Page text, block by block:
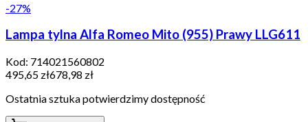
-27%
Lampa tylna Alfa Romeo Mito (955) Prawy LLG611
Kod: 714021560802
495,65 zł678,98 zł
Ostatnia sztuka potwierdzimy dostępność